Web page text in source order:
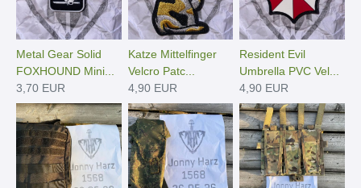
Metal Gear Solid
FOXHOUND Mini...
3,70 EUR
Katze Mittelfinger
Velcro Patc...
4,90 EUR
Resident Evil
Umbrella PVC Vel...
4,90 EUR